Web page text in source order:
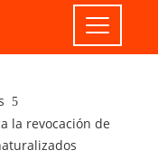
la revocación de